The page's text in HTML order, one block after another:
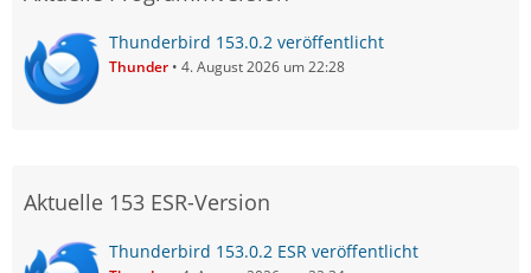
Thunderbird 153.0.2 veröffentlicht
Thunder 4. August 2026 um 22:28
Aktuelle 153 ESR-Version
Thunderbird 153.0.2 ESR veröffentlicht